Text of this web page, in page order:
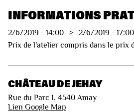
INFORMATIONS
2/6/2019 - 14:00 > 2/6/2019 - 17:00
Prix de l'atelier compris dans le prix
CHÂTEAU DE JEHAY
Rue du Parc 1, 4540 Amay
Lien Google Map